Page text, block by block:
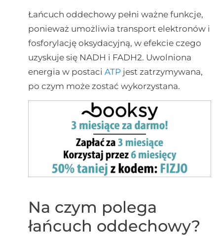
Łańcuch oddechowy pełni ważne funkcje,
ponieważ umożliwia transport elektronów i
fosforylację oksydacyjną, w efekcie czego
uzyskuje się NADH i FADH2. Uwolniona
energia w postaci ATPjest zatrzymywana,
po czym może zostać wykorzystana.
Na czym polega
łańcuch oddechowy?